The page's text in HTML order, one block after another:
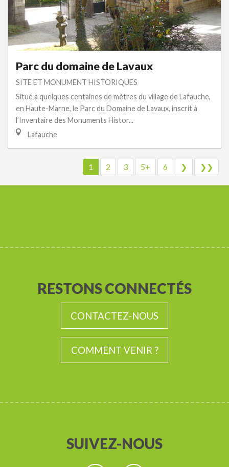
Parc du domaine de Lavaux
SITE ET MONUMENT HISTORIQUES
Situé à quelques centaines de mètres du village de Lafauche,
en Haute-Marne, le Parc du Domaine de Lavaux, inscrit à
l’Inventaire des Monuments Histor...
Lafauche
1 2 3 5+ 6 ❯ ❯❯
RESTONS CONNECTÉS
CONTACTEZ-NOUS
COMMENT VENIR ?
SUIVEZ-NOUS